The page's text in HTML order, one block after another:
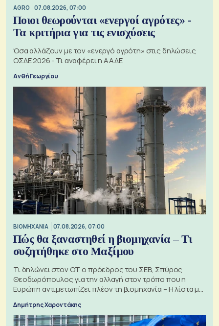
AGRO 07.08.2026, 07:00
Ποιοι θεωρούνται «ενεργοί αγρότες» -
Τα κριτήρια για τις ενισχύσεις
Όσα αλλάζουν με τον «ενεργό αγρότη» στις δηλώσεις
ΟΣΔΕ 2026 - Τι αναφέρει η ΑΑΔΕ
Ανθή Γεωργίου
ΒΙΟΜΗΧΑΝΙΑ 07.08.2026, 07:00
Πώς θα ξαναστηθεί η βιομηχανία – Τι
συζητήθηκε στο Μαξίμου
Τι δηλώνει στον ΟΤ ο πρόεδρος του ΣΕΒ, Σπύρος
Θεοδωρόπουλος για την αλλαγή στον τρόπο που η
Ευρώπη αντιμετωπίζει πλέον τη βιομηχανία – Η λίστα με
Δημήτρης Χαροντάκης